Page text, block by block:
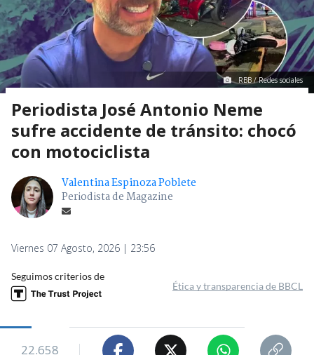
RBB / Redes sociales
Periodista José Antonio Neme
sufre accidente de tránsito: chocó
con motociclista
Valentina Espinoza Poblete
Periodista de Magazine
Viernes 07 Agosto, 2026 | 23:56
Seguimos criterios de
Ética y transparencia de BBCL
22.658